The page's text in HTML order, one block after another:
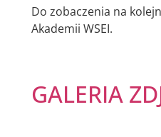
Do zobaczenia na
Akademii WSEI.
GALERIA